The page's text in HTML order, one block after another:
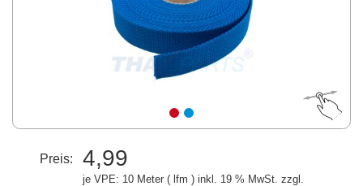
Preis: 4,99
je VPE: 10 Meter ( lfm ) inkl. 19 % MwSt. zzgl.